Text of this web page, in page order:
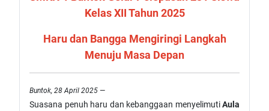
Kelas XII Tahun 2025
Haru dan Bangga Mengiringi Langkah
Menuju Masa Depan
Buntok, 28 April 2025 —
Suasana penuh haru dan kebanggaan menyelimutiAula